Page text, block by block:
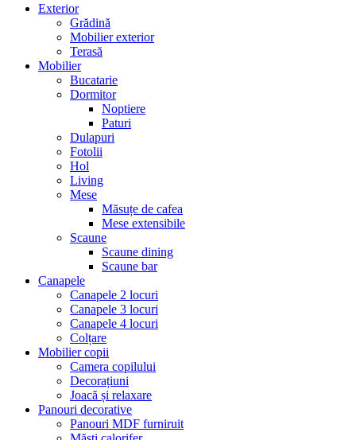
Exterior
Grădină
Mobilier exterior
Terasă
Mobilier
Bucatarie
Dormitor
Noptiere
Paturi
Dulapuri
Fotolii
Hol
Living
Mese
Măsuțe de cafea
Mese extensibile
Scaune
Scaune dining
Scaune bar
Canapele
Canapele 2 locuri
Canapele 3 locuri
Canapele 4 locuri
Colțare
Mobilier copii
Camera copilului
Decorațiuni
Joacă și relaxare
Panouri decorative
Panouri MDF furniruit